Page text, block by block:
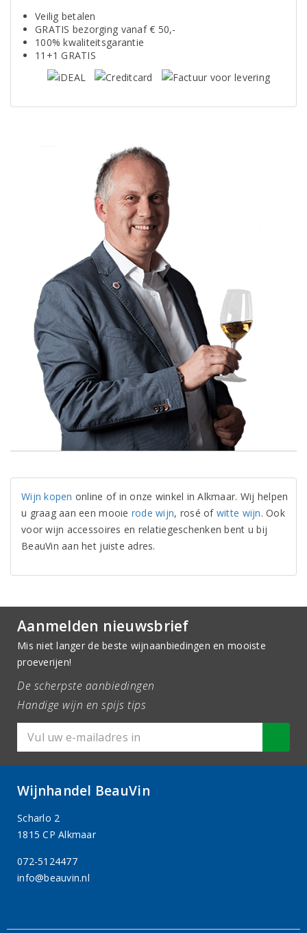
Veilig betalen
GRATIS bezorging vanaf € 50,-
100% kwaliteitsgarantie
11+1 GRATIS
Wijn kopen online of in onze winkel in Alkmaar. Wij helpen
u graag aan een mooie rode wijn, rosé of witte wijn. Ook
voor wijn accessoires en relatiegeschenken bent u bij
BeauVin aan het juiste adres.
Aanmelden nieuwsbrief
Mis niet langer de beste wijnaanbiedingen en mooiste
proeverijen!
De scherpste aanbiedingen
Handige wijn en spijs tips
Wijnhandel BeauVin
Scharlo 2
1815 CP Alkmaar
072-5124477
info@beauvin.nl